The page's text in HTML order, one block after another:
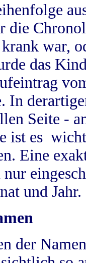
die
war,
das
In
Seite -
ist es
Eine
nur
und Jahr.
der